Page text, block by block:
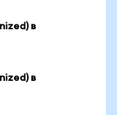
в
в